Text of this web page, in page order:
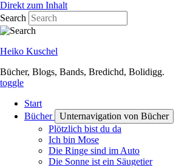
Direkt zum Inhalt
Search
Heiko Kuschel
Bücher, Blogs, Bands, Bredichd, Bolidigg.
toggle
Start
Bücher
Unternavigation von Bücher
Plötzlich bist du da
Ich bin Mose
Die Ringe sind im Auto
Die Sonne ist ein Säugetier